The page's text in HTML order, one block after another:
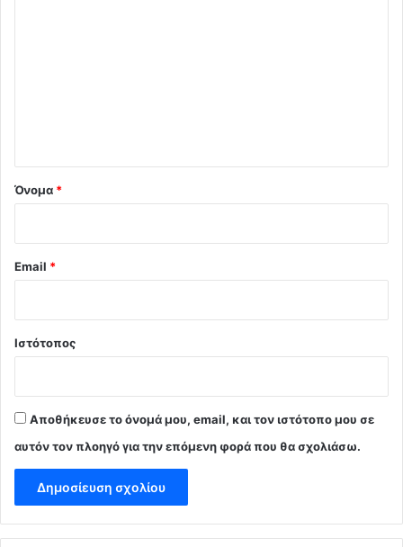
Όνομα *
Email *
Ιστότοπος
Αποθήκευσε το όνομά μου, email, και τον ιστότοπο μου σε
αυτόν τον πλοηγό για την επόμενη φορά που θα σχολιάσω.